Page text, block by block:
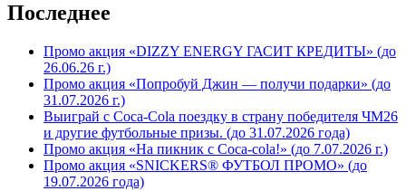
Последнее
Промо акция «DIZZY ENERGY ГАСИТ КРЕДИТЫ» (до
26.06.26 г.)
Промо акция «Попробуй Джин — получи подарки» (до
31.07.2026 г.)
Выиграй с Coca-Cola поездку в страну победителя ЧМ26
и другие футбольные призы. (до 31.07.2026 года)
Промо акция «На пикник с Coca-cola!» (до 7.07.2026 г.)
Промо акция «SNICKERS® ФУТБОЛ ПРОМО» (до
19.07.2026 года)